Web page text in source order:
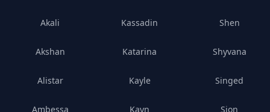
Akali
Akshan
Alistar
Ambessa
Kassadin
Katarina
Kayle
Kayn
Shen
Shyvana
Singed
Sion